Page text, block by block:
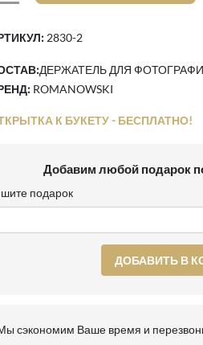
2830-2
ДЕРЖАТЕЛЬ ДЛЯ
ROMANOWSKI
К БУКЕТУ - БЕСПЛАТНО!
Добавим любой подарок
подарок
ДОБАВИТЬ В
сэкономим Ваше время и